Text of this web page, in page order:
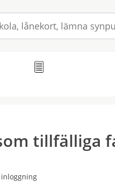
tillfälliga